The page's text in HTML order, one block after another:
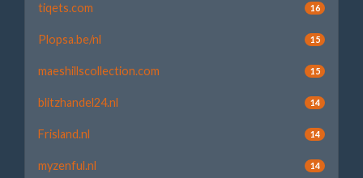
tiqets.com 16
Plopsa.be/nl 15
maeshillscollection.com 15
blitzhandel24.nl 14
Frisland.nl 14
myzenful.nl 14